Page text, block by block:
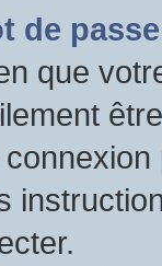
de
que